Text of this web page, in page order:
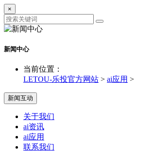
×
新闻中心
当前位置：
LETOU-乐投官方网站 > ai应用 >
新闻互动
关于我们
ai资讯
ai应用
联系我们